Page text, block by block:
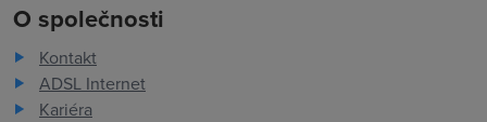
O společnosti
Kontakt
ADSL Internet
Kariéra